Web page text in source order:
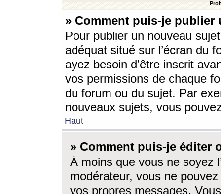
» Comment puis-je
Pour publier un nouveau
adéquat situé sur l’écran du
ayez besoin d’être inscrit
vos permissions de chaque
du forum ou du sujet. Par
nouveaux sujets, vous
Haut
» Comment puis-je éditer
À moins que vous ne soyez
modérateur, vous ne
vos propres messages.